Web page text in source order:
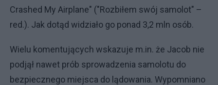
Crashed My Airplane" ("Rozbiłem swój samolot" –
red.). Jak dotąd widziało go ponad 3,2 mln osób.
Wielu komentujących wskazuje m.in. że Jacob nie
podjął nawet prób sprowadzenia samolotu do
bezpiecznego miejsca do lądowania. Wypomniano